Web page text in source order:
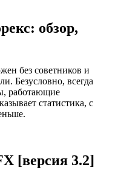
обзор,
без советников и
Безусловно, всегда
работающие
статистика, с
[версия 3.2]